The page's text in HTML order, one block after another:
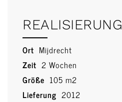
REALISIERUNG
Ort Mijdrecht
Zeit 2 Wochen
Größe 105 m2
Lieferung 2012